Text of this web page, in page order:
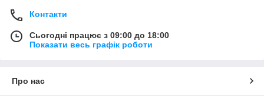
Контакти
Сьогодні працює з 09:00 до 18:00
Показати весь графік роботи
Про нас